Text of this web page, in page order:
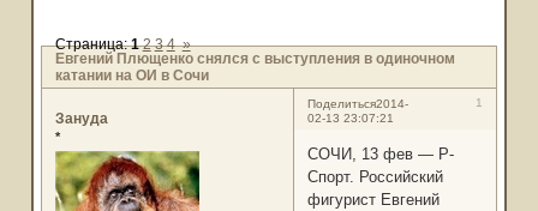
Евгений Плющенко снялся с выступления в одиночном
катании на ОИ в Сочи
Страница:1 2 3 4 »
Поделиться 1
2014-
02-13 23:07:21
Зануда
*
СОЧИ, 13 фев — Р-
Спорт. Российский
фигурист Евгений